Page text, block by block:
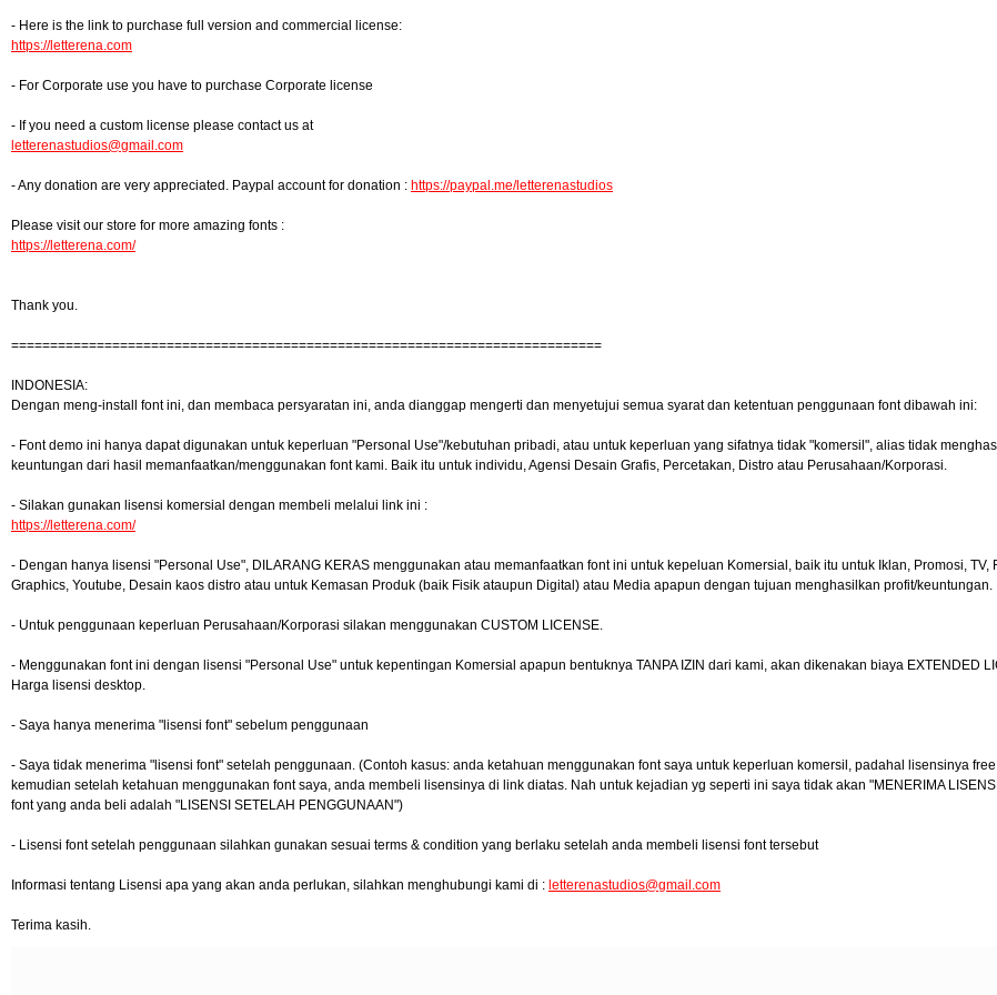
- Here is the link to purchase full version and commercial license:
https://letterena.com
- For Corporate use you have to purchase Corporate license
- If you need a custom license please contact us at
letterenastudios@gmail.com
- Any donation are very appreciated. Paypal account for donation : https://paypal.me/letterenastudios
Please visit our store for more amazing fonts :
https://letterena.com/
Thank you.
============================================================================
INDONESIA:
Dengan meng-install font ini, dan membaca persyaratan ini, anda dianggap mengerti dan menyetujui semua syarat dan ketentuan penggunaan font dibawah ini:
- Font demo ini hanya dapat digunakan untuk keperluan "Personal Use"/kebutuhan pribadi, atau untuk keperluan yang sifatnya tidak "komersil", alias tidak
keuntungan dari hasil memanfaatkan/menggunakan font kami. Baik itu untuk individu, Agensi Desain Grafis, Percetakan, Distro atau Perusahaan/Korporasi.
- Silakan gunakan lisensi komersial dengan membeli melalui link ini :
https://letterena.com/
- Dengan hanya lisensi "Personal Use", DILARANG KERAS menggunakan atau memanfaatkan font ini untuk kepeluan Komersial, baik itu untuk Iklan, Promosi, TV,
Graphics, Youtube, Desain kaos distro atau untuk Kemasan Produk (baik Fisik ataupun Digital) atau Media apapun dengan tujuan menghasilkan profit/keuntungan.
- Untuk penggunaan keperluan Perusahaan/Korporasi silakan menggunakan CUSTOM LICENSE.
- Menggunakan font ini dengan lisensi "Personal Use" untuk kepentingan Komersial apapun bentuknya TANPA IZIN dari kami, akan dikenakan biaya EXTENDED
Harga lisensi desktop.
- Saya hanya menerima "lisensi font" sebelum penggunaan
- Saya tidak menerima "lisensi font" setelah penggunaan. (Contoh kasus: anda ketahuan menggunakan font saya untuk keperluan komersil, padahal lisensinya free
kemudian setelah ketahuan menggunakan font saya, anda membeli lisensinya di link diatas. Nah untuk kejadian yg seperti ini saya tidak akan "MENERIMA
font yang anda beli adalah "LISENSI SETELAH PENGGUNAAN")
- Lisensi font setelah penggunaan silahkan gunakan sesuai terms & condition yang berlaku setelah anda membeli lisensi font tersebut
Informasi tentang Lisensi apa yang akan anda perlukan, silahkan menghubungi kami di : letterenastudios@gmail.com
Terima kasih.